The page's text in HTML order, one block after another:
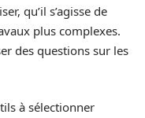
qu’il s’agisse de
plus complexes.
des questions sur les
à sélectionner